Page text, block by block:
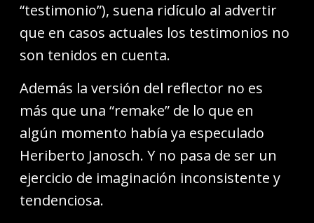
“testimonio”), suena ridículo al advertir
que en casos actuales los testimonios no
son tenidos en cuenta.
Además la versión del reflector no es
más que una “remake” de lo que en
algún momento había ya especulado
Heriberto Janosch. Y no pasa de ser un
ejercicio de imaginación inconsistente y
tendenciosa.